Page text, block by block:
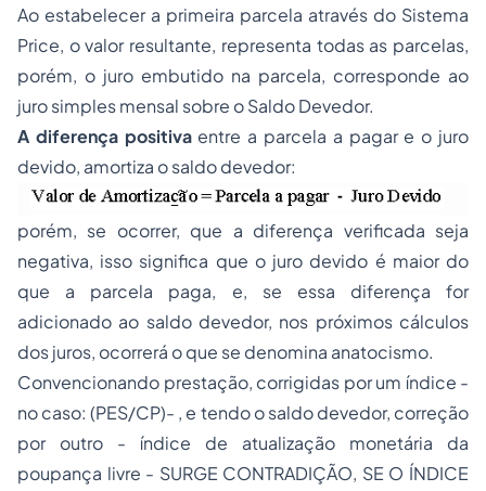
Ao estabelecer a primeira parcela através do Sistema
Price, o valor resultante, representa todas as parcelas,
porém, o juro embutido na parcela, corresponde ao
juro simples mensal sobre o Saldo Devedor.
A diferença positivaentre a parcela a pagar e o juro
devido, amortiza o saldo devedor:
porém, se ocorrer, que a diferença verificada seja
negativa, isso significa que o juro devido é maior do
que a parcela paga, e, se essa diferença for
adicionado ao saldo devedor, nos próximos cálculos
dos juros, ocorrerá o que se denomina anatocismo.
Convencionando prestação, corrigidas por um índice -
no caso: (PES/CP)- , e tendo o saldo devedor, correção
por outro - índice de atualização monetária da
poupança livre - SURGE CONTRADIÇÃO, SE O ÍNDICE